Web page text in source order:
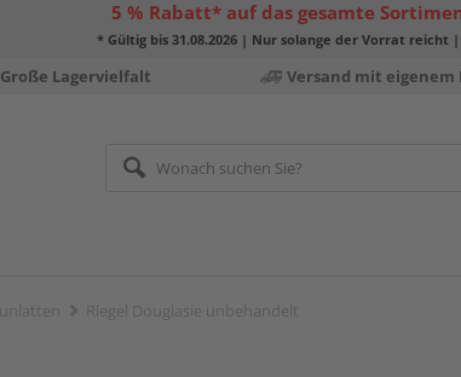
5 % Rabatt* auf das gesamte
* Gültig bis 31.08.2026 | Nur solange der Vorrat reicht |
Große Lagervielfalt Versand mit eigenem